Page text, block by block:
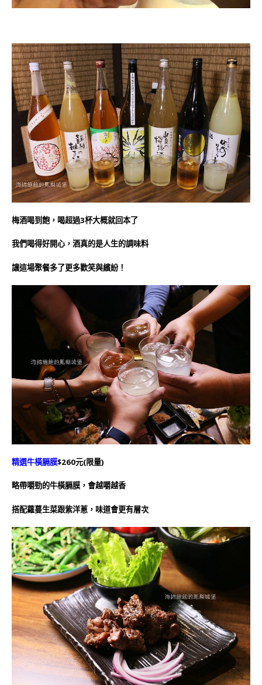
梅酒喝到飽，喝超過3杯大概就回本了
我們喝得好開心，酒真的是人生的調味料
讓這場聚餐多了更多歡笑與繽紛！
精選牛橫膈膜$260元(限量)
略帶嚼勁的牛橫膈膜，會越嚼越香
搭配蘿蔓生菜跟紫洋蔥，味道會更有層次